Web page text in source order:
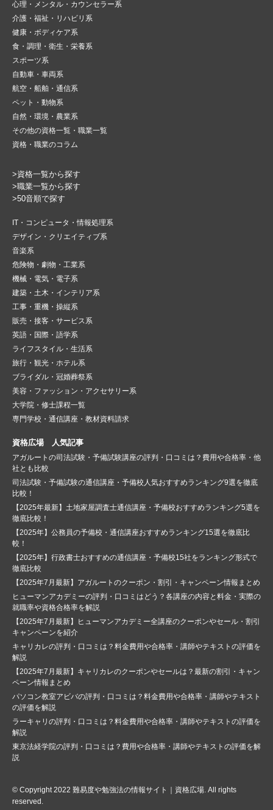
心理・メンタル・カウンセラー系
介護・福祉・リハビリ系
健康・ボディケア系
食・調理・衛生・栄養系
スポーツ系
自動車・車両系
航空・船舶・通信系
ペット・動物系
自然・環境・農業系
その他の資格一覧・職業一覧
資格・職業のコラム
>資格一覧から探す
>職業一覧から探す
>50音順で探す
IT・コンピュータ・情報処理系
デザイン・クリエイティブ系
音楽系
危険物・劇物・工業系
機械・電気・電子系
建築・土木・インテリア系
工事・重機・操縦系
販売・接客・サービス系
英語・国際・語学系
ライフスタイル・生活系
旅行・観光・ホテル系
ブライダル・冠婚葬祭系
美容・ファッション・アクセサリー系
大学院・修士課程一覧
専門学校・通信講座・教材資料請求
資格広場 人気記事
アガルートの司法試験・予備試験講座の評判・口コミは？費用や合格率・他
社とも比較
司法試験・予備試験の通信講座・予備校人気おすすめランキング9選を徹底
比較！
【2025年最新】土地家屋調査士通信講座・予備校おすすめランキング5選を
徹底比較！
【2025年】公務員の予備校・通信講座おすすめランキング15選を徹底比
較！
【2025年】行政書士おすすめの通信講座・予備校15社をランキング形式で
徹底比較
【2025年7月最新】アガルートのクーポン・割引・キャンペーン情報まとめ
ヒューマンアカデミーの評判・口コミはどう？各講座の内容と料金・実際の
就職率や資格合格率を解説
【2025年7月最新】ヒューマンアカデミー全講座のクーポンやセール・割引
キャンペーンを紹介
キャリカレの評判・口コミは？料金費用や合格率・講師やテキストの評価を
解説
【2025年7月最新】キャリカレのクーポンやセールは？最新の割引・キャン
ペーン情報まとめ
パソコン教室アビバの評判・口コミは？料金費用や合格率・講師やテキスト
の評価を解説
ラーキャリの評判・口コミは？料金費用や合格率・講師やテキストの評価を
解説
東京法経学院の評判・口コミは？費用や合格率・講師やテキストの評価を解
説
© Copyright 2022 難易度や勉強法の情報サイト｜資格広場. All rights
reserved.